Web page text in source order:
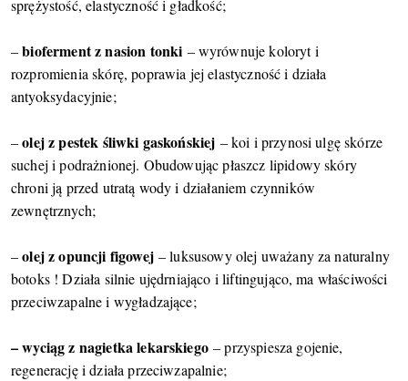
sprężystość, elastyczność i gładkość;
–bioferment z nasion tonki – wyrównuje koloryt i
rozpromienia skórę, poprawia jej elastyczność i działa
antyoksydacyjnie;
–olej z pestek śliwki gaskońskiej – koi i przynosi ulgę skórze
suchej i podrażnionej. Obudowując płaszcz lipidowy skóry
chroni ją przed utratą wody i działaniem czynników
zewnętrznych;
–olej z opuncji figowej– luksusowy olej uważany za naturalny
botoks ! Działa silnie ujędrniająco i liftingująco, ma właściwości
przeciwzapalne i wygładzające;
– wyciąg z nagietka lekarskiego– przyspiesza gojenie,
regenerację i działa przeciwzapalnie;